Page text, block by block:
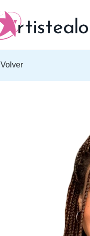
Volver